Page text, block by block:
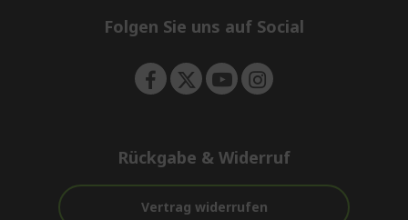
e
Folgen Sie uns auf Social
Rückgabe & Widerruf
Vertrag widerrufen